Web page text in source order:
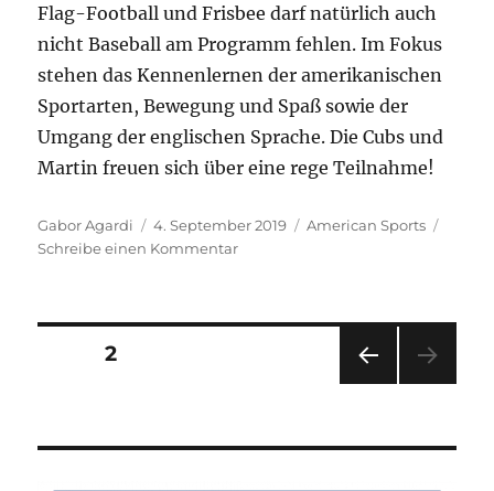
Flag-Football und Frisbee darf natürlich auch
nicht Baseball am Programm fehlen. Im Fokus
stehen das Kennenlernen der amerikanischen
Sportarten, Bewegung und Spaß sowie der
Umgang der englischen Sprache. Die Cubs und
Martin freuen sich über eine rege Teilnahme!
Autor
Gabor Agardi
Veröffentlicht
am
4. September 2019 Kategorien
American Sports
Schreibe einen Kommentarzu
Seitennummerierung
Beiträge
SEIT
SEITE2